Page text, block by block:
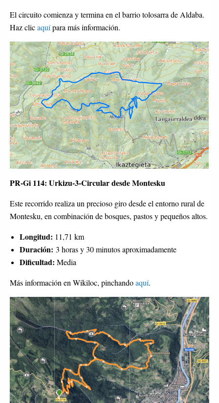
El circuito comienza y termina en el barrio tolosarra de Aldaba.
Haz clicaquípara más información.
PR-Gi 114: Urkizu-3-Circular desde Montesku
Este recorrido realiza un precioso giro desde el entorno rural de
Montesku, en combinación de bosques, pastos y pequeños altos.
Longitud: 11,71 km
Duración: 3 horas y 30 minutos aproximadamente
Dificultad: Media
Más información en Wikiloc, pinchandoaquí.